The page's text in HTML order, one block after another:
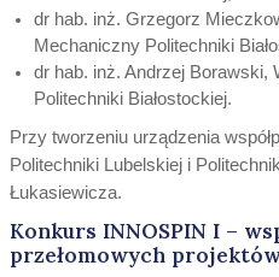
dr hab. inż. Grzegorz
Mechaniczny Politechniki
dr hab. inż. Andrzej Borawski,
Politechniki Białostockiej.
Przy tworzeniu urządzenia
Politechniki Lubelskiej i
Łukasiewicza.
Konkurs INNOSPIN I –
przełomowych